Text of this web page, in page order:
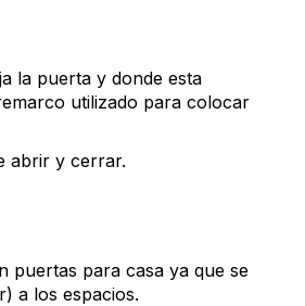
la puerta y donde esta
utilizado para colocar
abrir y cerrar.
puertas para casa ya que se
a los espacios.